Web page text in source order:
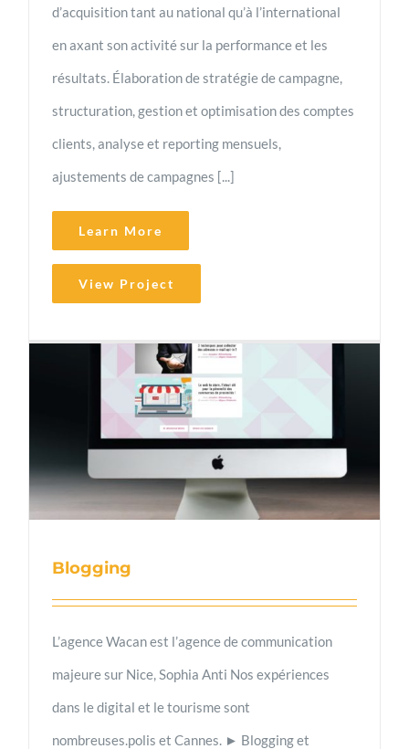
d’acquisition tant au national qu’à l’international
en axant son activité sur la performance et les
résultats. Élaboration de stratégie de campagne,
structuration, gestion et optimisation des comptes
clients, analyse et reporting mensuels,
ajustements de campagnes [...]
Learn More
View Project
Blogging
L’agence Wacan est l’agence de communication
majeure sur Nice, Sophia Anti Nos expériences
dans le digital et le tourisme sont
nombreuses.polis et Cannes. ► Blogging et